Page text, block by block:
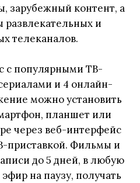
зарубежный контент, а
и
телеканалов.
с популярными ТВ-
и 4 онлайн-
можно установить
планшет или
через веб-интерфейс
приставкой. Фильмы и
до 5 дней, в любую
на паузу, получать